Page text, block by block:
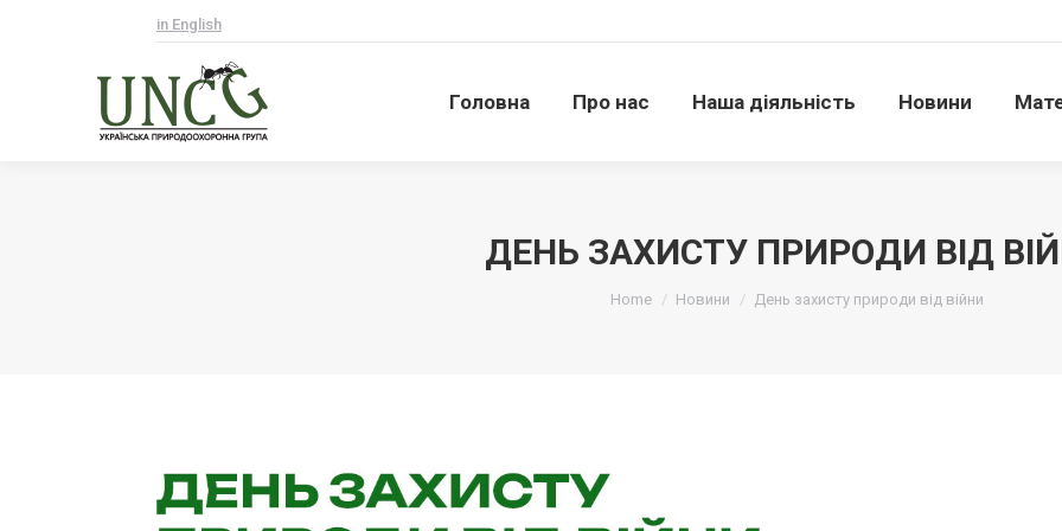
in English
Головна Про нас Наша діяльність Новини
ДЕНЬ ЗАХИСТУ ПРИРОДИ ВІД
Home Новини День захисту природи від війни
Головна Про нас Наша діяльність Новини